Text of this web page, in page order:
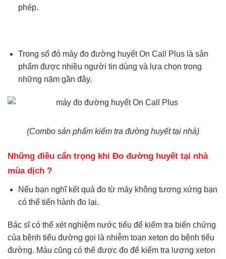
phép.
Trong số đó máy đo đường huyếtOn Call Pluslà sản
phẩm được nhiều người tin dùng và lựa chọn trong
những năm gần đây.
(Combo sản phẩm kiểm tra đường huyết tại nhà)
Những điều cẩn trọng khi Đo đường huyết tại nhà
mùa dịch ?
Nếu bạn nghĩ kết quả đo từ máy không tương xứng bạn
có thể tiến hành đo lại.
Bác sĩ có thể xét nghiệm nước tiểu để kiểm tra biến chứng
của bệnh tiểu đường gọi là nhiễm toan xeton do bệnh tiểu
đường. Máu cũng có thể được đo để kiểm tra lượng xeton